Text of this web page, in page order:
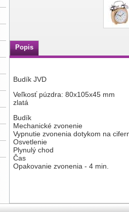
Popis
Budík JVD
Veľkosť púzdra: 80x105x45 mm
zlatá
Budík
Mechanické zvonenie
Vypnutie zvonenia dotykom na
Osvetlenie
Plynulý chod
Čas
Opakovanie zvonenia - 4 min.